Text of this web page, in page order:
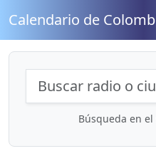
Calendario de
Búsqueda de
Búsqueda en el